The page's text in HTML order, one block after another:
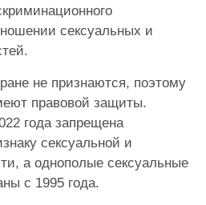
сексуальных и
не признаются, поэтому
правовой защиты.
года запрещена
сексуальной и
а однополые сексуальные
с 1995 года.